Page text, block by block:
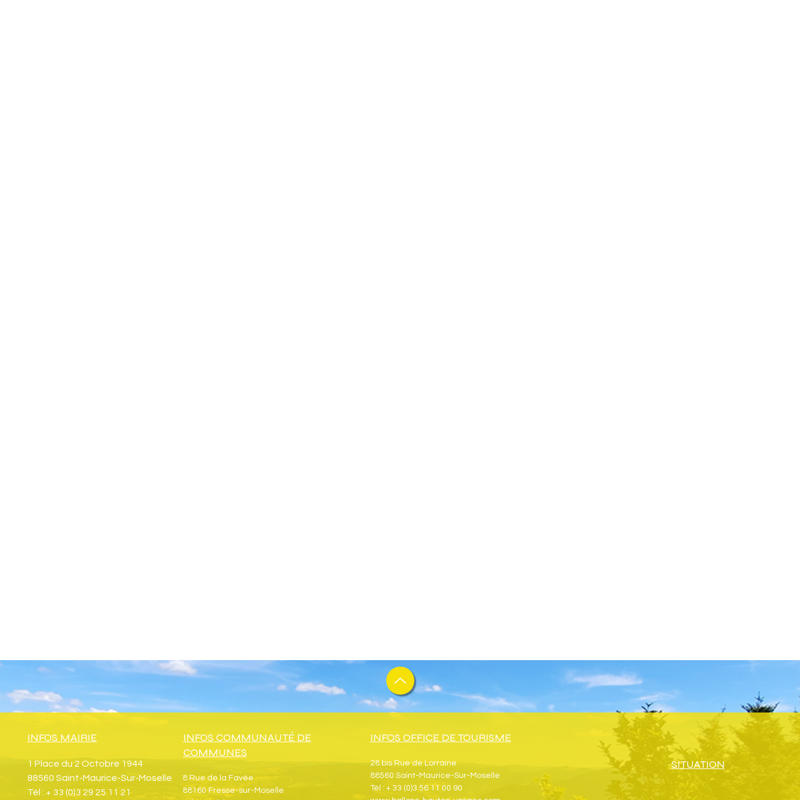
INFOS MAIRIE
1 Place du 2 Octobre 1944
88560 Saint-Maurice-Sur-Moselle
Tél : + 33 (0)3 29 25 11 21
INFOS COMMUNAUTÉ DE
COMMUNES
8 Rue de la Favée
88160 Fresse-sur-Moselle
INFOS OFFICE DE TOURISME
28 bis Rue de Lorraine
88560 Saint-Maurice-Sur-Moselle
Tél : + 33 (0)3 56 11 00 90
SITUATION